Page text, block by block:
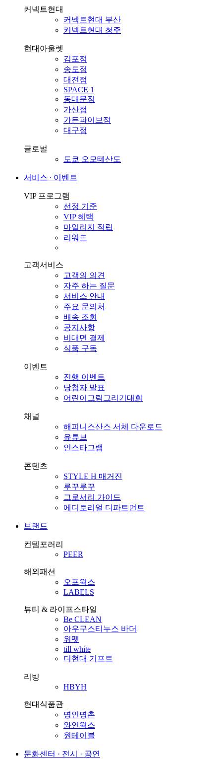
커넥트현대
커넥트현대 부산
커넥트현대 청주
현대아울렛
김포점
송도점
대전점
SPACE 1
동대문점
가산점
가든파이브점
대구점
글로벌
도쿄 오모테산도
서비스 ∙ 이벤트
VIP 프로그램
선정 기준
VIP 혜택
마일리지 적립
리워드
고객서비스
고객의 의견
자주 하는 질문
서비스 안내
주요 문의처
배송 조회
공지사항
비대면 결제
식품 구독
이벤트
진행 이벤트
당첨자 발표
어린이그림그리기대회
채널
해피니스산스 서체 다운로드
유튜브
인스타그램
콘텐츠
STYLE H 매거진
루꾸루꾸
그로서리 가이드
에디토리얼 디파트먼트
브랜드
컨템포러리
PEER
해외패션
오프웍스
LABELS
뷰티 & 라이프스타일
Be CLEAN
아우구스티누스 바더
위펫
till white
더현대 기프트
리빙
HBYH
현대식품관
명인명촌
와인웍스
원테이블
문화센터 · 전시 · 공연